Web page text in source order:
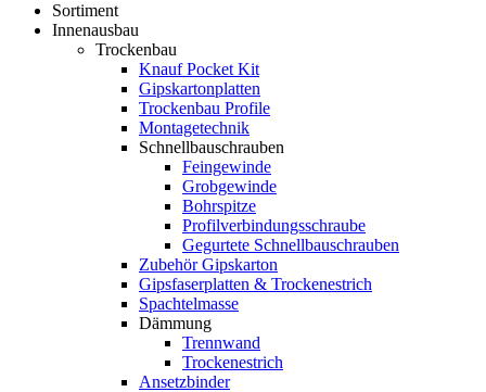
Sortiment
Innenausbau
Trockenbau
Knauf Pocket Kit
Gipskartonplatten
Trockenbau Profile
Montagetechnik
Schnellbauschrauben
Feingewinde
Grobgewinde
Bohrspitze
Profilverbindungsschraube
Gegurtete Schnellbauschrauben
Zubehör Gipskarton
Gipsfaserplatten & Trockenestrich
Spachtelmasse
Dämmung
Trennwand
Trockenestrich
Ansetzbinder